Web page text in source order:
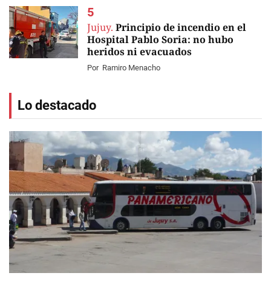
Jujuy. Principio de incendio en el
Hospital Pablo Soria: no hubo
heridos ni evacuados
Por Ramiro Menacho
Lo destacado